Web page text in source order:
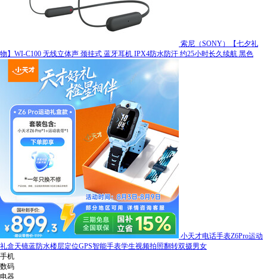
索尼（SONY）【七夕礼
物】WI-C100 无线立体声 颈挂式 蓝牙耳机 IPX4防水防汗 约25小时长久续航 黑色
小天才电话手表Z6Pro运动
礼盒天镜蓝防水楼层定位GPS智能手表学生视频拍照翻转双摄男女
手机
数码
电器